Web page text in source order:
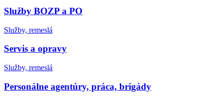
Služby BOZP a PO
Služby, remeslá
Servis a opravy
Služby, remeslá
Personálne agentúry, práca, brigády